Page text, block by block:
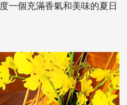
一個充滿香氣和美味的夏日